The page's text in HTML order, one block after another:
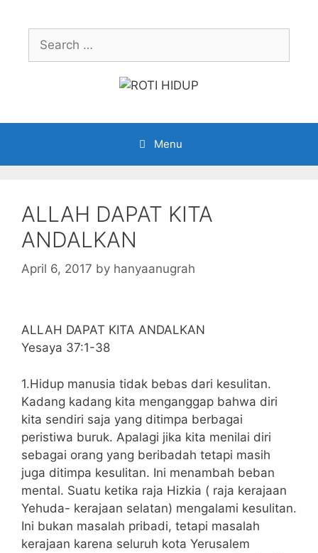
contentSearch
for:
Menu
ALLAH DAPAT KITA
ANDALKAN
April 6, 2017 by hanyaanugrah
ALLAH DAPAT KITA ANDALKAN
Yesaya 37:1-38
1.Hidup manusia tidak bebas dari kesulitan.
Kadang kadang kita menganggap bahwa diri
kita sendiri saja yang ditimpa berbagai
peristiwa buruk. Apalagi jika kita menilai diri
sebagai orang yang beribadah tetapi masih
juga ditimpa kesulitan. Ini menambah beban
mental. Suatu ketika raja Hizkia ( raja kerajaan
Yehuda- kerajaan selatan) mengalami kesulitan.
Ini bukan masalah pribadi, tetapi masalah
kerajaan karena seluruh kota Yerusalem